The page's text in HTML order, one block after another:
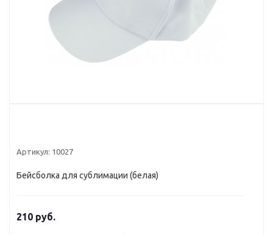
Артикул: 10027
Бейсболка для сублимации (белая)
210 руб.